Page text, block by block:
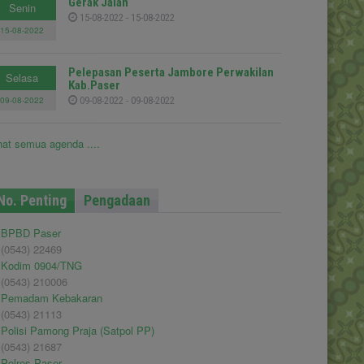
Senin
15-08-2022
15-08-2022 - 15-08-2022
Selasa
09-08-2022
Pelepasan Peserta Jambore Perwakilan
Kab.Paser
09-08-2022 - 09-08-2022
semua agenda ....
Penting Pengadaan
BPBD Paser
(0543) 22469
Kodim 0904/TNG
(0543) 210006
Pemadam Kebakaran
(0543) 21113
Polisi Pamong Praja (Satpol PP)
(0543) 21687